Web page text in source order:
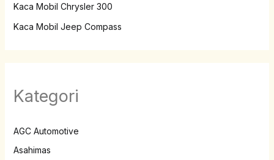
Kaca Mobil Chrysler 300
Kaca Mobil Jeep Compass
Kategori
AGC Automotive
Asahimas